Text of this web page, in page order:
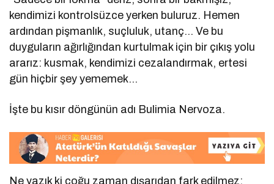
kendimizi kontrolsüzce yerken buluruz. Hemen
ardından pişmanlık, suçluluk, utanç… Ve bu
duyguların ağırlığından kurtulmak için bir çıkış yolu
ararız: kusmak, kendimizi cezalandırmak, ertesi
gün hiçbir şey yememek…
İşte bu kısır döngünün adı Bulimia Nervoza.
Ne yazık ki çoğu zaman dışarıdan fark edilmez;